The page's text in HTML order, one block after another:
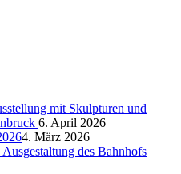
mit Skulpturen und
6. April 2026
4. März 2026
des Bahnhofs